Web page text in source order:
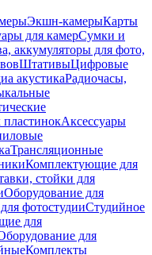
Экшн-камерыКарты
для камерСумки и
аккумуляторы для фото,
ШтативыЦифровые
акустикаРадиочасы,
Аксессуары
Трансляционные
Комплектующие для
стойки для
Оборудование для
фотостудииСтудийное
для
для
Комплекты